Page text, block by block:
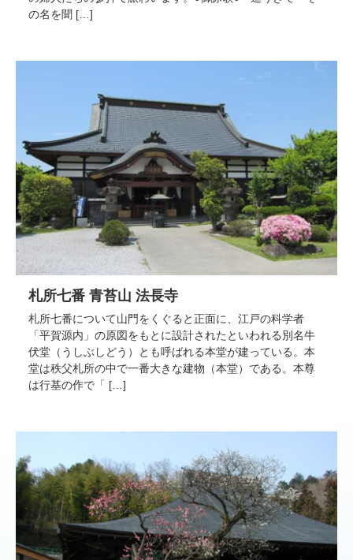
の名を聞 […]
札所七番 青苔山 法長寺
札所七番について山門をくぐると正面に、江戸の科学者
「平賀源内」の原図をもとに設計されたといわれる別名牛
伏堂（うしぶしどう）とも呼ばれる本堂が建っている。本
堂は秩父札所の中で一番大きな建物（本堂）である。本尊
は行基の作で「 […]